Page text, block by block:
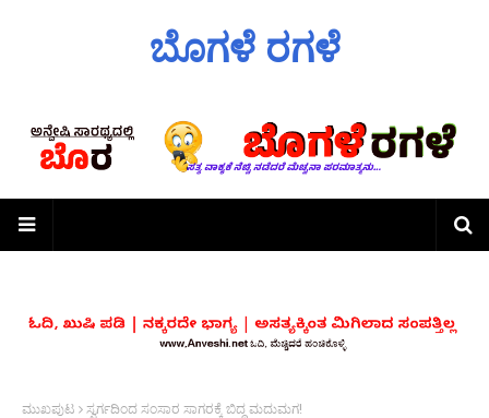
ಬೊಗಳೆ ರಗಳೆ
ಮುಖಪುಟ ಸ್ವರ್ಗದಿಂದ ಸಂಸಾರ ಸಾಗರಕ್ಕೆ ಬಿದ್ದ ಮದುಮಗ!